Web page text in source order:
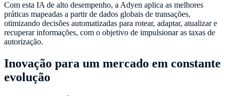
Com esta IA de alto desempenho, a Adyen aplica as melhores
práticas mapeadas a partir de dados globais de transações,
otimizando decisões automatizadas para rotear, adaptar, atualizar e
recuperar informações, com o objetivo de impulsionar as taxas de
autorização.
Inovação para um mercado em constante
evolução